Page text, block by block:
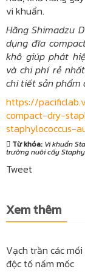
vi khuẩn.
Hãng Shimadzu
dụng đĩa
khô giúp phát
và chi phí rẻ
chi tiết sản phẩm
https://
compact-dry-
staphylococcus-
Từ khóa: Vi khuẩn
trường nuôi cấy
Tweet
Xem thêm
Vạch trần các
độc tố nấm mốc